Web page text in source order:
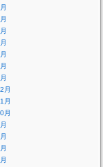
月
月
月